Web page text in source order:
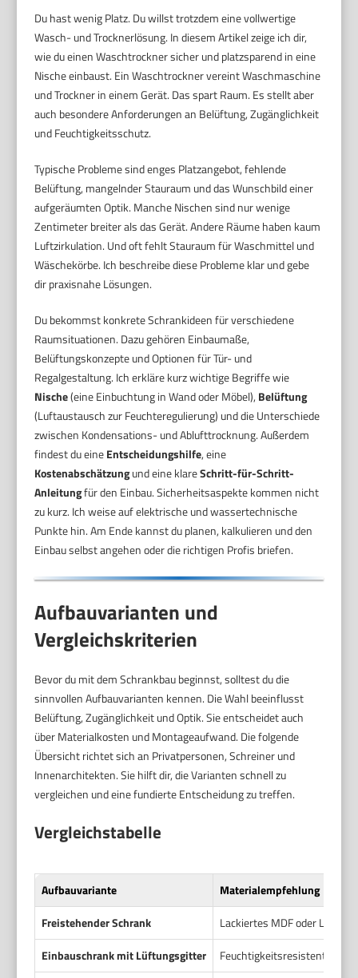
Du hast wenig Platz. Du willst trotzdem eine vollwertige
Wasch- und Trocknerlösung. In diesem Artikel zeige ich dir,
wie du einen Waschtrockner sicher und platzsparend in eine
Nische einbaust. Ein Waschtrockner vereint Waschmaschine
und Trockner in einem Gerät. Das spart Raum. Es stellt aber
auch besondere Anforderungen an Belüftung, Zugänglichkeit
und Feuchtigkeitsschutz.
Typische Probleme sind enges Platzangebot, fehlende
Belüftung, mangelnder Stauraum und das Wunschbild einer
aufgeräumten Optik. Manche Nischen sind nur wenige
Zentimeter breiter als das Gerät. Andere Räume haben kaum
Luftzirkulation. Und oft fehlt Stauraum für Waschmittel und
Wäschekörbe. Ich beschreibe diese Probleme klar und gebe
dir praxisnahe Lösungen.
Du bekommst konkrete Schrankideen für verschiedene
Raumsituationen. Dazu gehören Einbaumaße,
Belüftungskonzepte und Optionen für Tür- und
Regalgestaltung. Ich erkläre kurz wichtige Begriffe wie
Nische(eine Einbuchtung in Wand oder Möbel), Belüftung
(Luftaustausch zur Feuchteregulierung) und die Unterschiede
zwischen Kondensations- und Ablufttrocknung. Außerdem
findest du eineEntscheidungshilfe, eine
Kostenabschätzungund eine klareSchritt-für-Schritt-
Anleitungfür den Einbau. Sicherheitsaspekte kommen nicht
zu kurz. Ich weise auf elektrische und wassertechnische
Punkte hin. Am Ende kannst du planen, kalkulieren und den
Einbau selbst angehen oder die richtigen Profis briefen.
Aufbauvarianten und
Vergleichskriterien
Bevor du mit dem Schrankbau beginnst, solltest du die
sinnvollen Aufbauvarianten kennen. Die Wahl beeinflusst
Belüftung, Zugänglichkeit und Optik. Sie entscheidet auch
über Materialkosten und Montageaufwand. Die folgende
Übersicht richtet sich an Privatpersonen, Schreiner und
Innenarchitekten. Sie hilft dir, die Varianten schnell zu
vergleichen und eine fundierte Entscheidung zu treffen.
Vergleichstabelle
Aufbauvariante
Materialempfehlung
Freistehender Schrank
Lackiertes MDF oder
Einbauschrank mit Lüftungsgitter
Feuchtigkeitsresistente